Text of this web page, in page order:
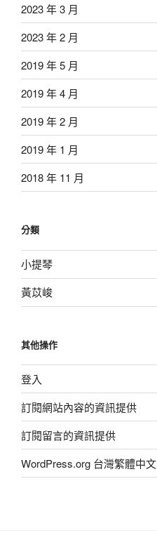
2023 年 3 月
2023 年 2 月
2019 年 5 月
2019 年 4 月
2019 年 2 月
2019 年 1 月
2018 年 11 月
分類
小提琴
黃苡峻
其他操作
登入
訂閱網站內容的資訊提供
訂閱留言的資訊提供
WordPress.org 台灣繁體中文